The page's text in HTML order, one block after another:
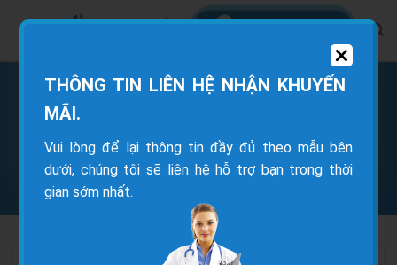
TRANG CHỦ
Chia sẻ của Cô Thanh Tuyền bị cong vẹo
cột sống, đau cổ vai gáy
THÔNG TIN LIÊN HỆ NHẬN KHUYẾN
MÃI.
Vui lòng để lại thông tin đầy đủ theo mẫu bên
dưới, chúng tôi sẽ liên hệ hỗ trợ bạn trong thời
gian sớm nhất.